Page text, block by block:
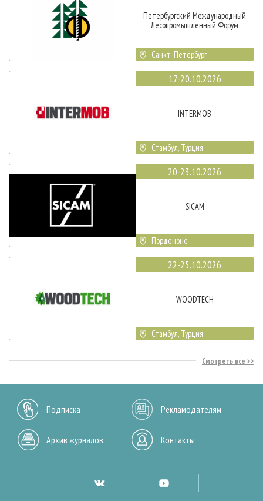
Петербургский Международный
Лесопромышленный Форум
Санкт-Петербург
17-20.10.2026
INTERMOB
Стамбул, Турция
20-23.10.2026
SICAM
Порденоне
22-25.10.2026
WOODTECH
Стамбул, Турция
Смотреть все
Подписка Рекламодателям
Архив журналов Контакты